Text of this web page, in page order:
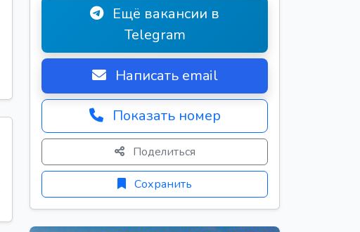
Ещё вакансии в
Telegram
Написать email
Показать номер
Поделиться
Сохранить